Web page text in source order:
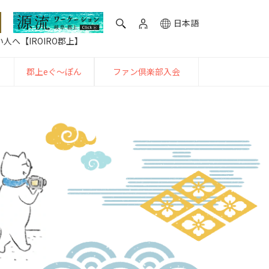
日本語
へ【IROIRO郡上】
郡上eぐ〜ぽん ファン倶楽部入会